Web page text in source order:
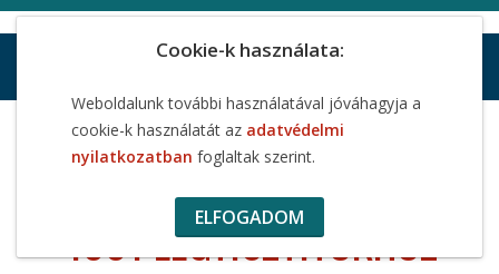
Cookie-k használata:
Weboldalunk további használatával jóváhagyja a
cookie-k használatát az adatvédelmi
nyilatkozatban foglaltak szerint.
ELFOGADOM
UV lámpa izzó M-4000/M-4001 légtisztítókhoz
UV LÁMPA IZZÓ M-4000/M-
4001 LÉGTISZTÍTÓKHOZ